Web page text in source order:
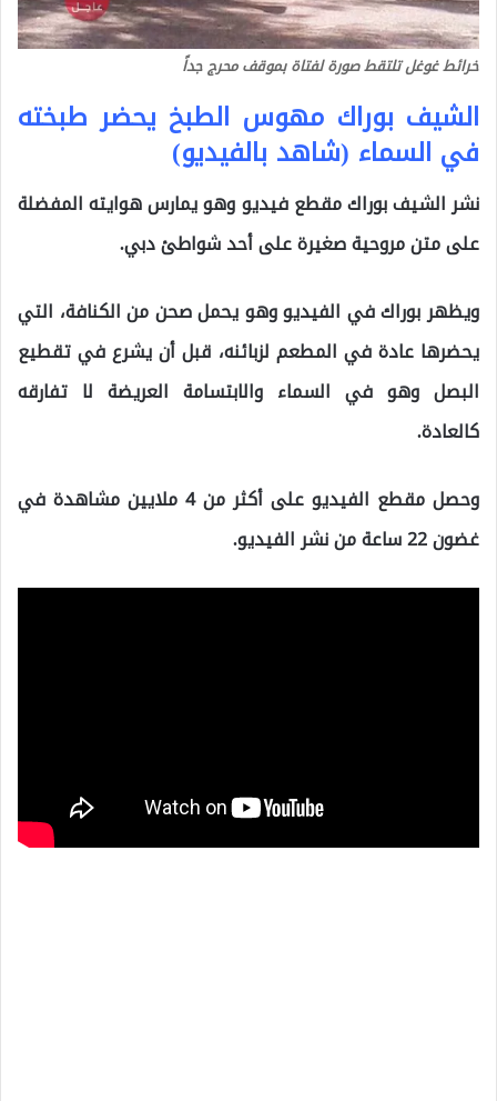
خرائط غوغل تلتقط صورة لفتاة بموقف محرج جداً
الشيف بوراك مهوس الطبخ يحضر طبخته
في السماء (شاهد بالفيديو)
نشر الشيف بوراك مقطع فيديو وهو يمارس هوايته المفضلة
على متن مروحية صغيرة على أحد شواطئ دبي.
ويظهر بوراك في الفيديو وهو يحمل صحن من الكنافة، التي
يحضرها عادة في المطعم لزبائنه، قبل أن يشرع في تقطيع
البصل وهو في السماء والابتسامة العريضة لا تفارقه
كالعادة.
وحصل مقطع الفيديو على أكثر من 4 ملايين مشاهدة في
غضون 22 ساعة من نشر الفيديو.